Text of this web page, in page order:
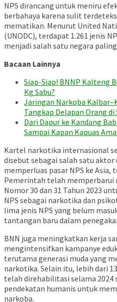
NPS dirancang untuk meniru
berbahaya karena sulit
mematikan. Menurut United
(UNODC), terdapat 1.261 jenis
menjadi salah satu negara
Bacaan Lainnya
Siap-Siap! BNNP Kalteng
Kg Sabu?
Jaringan Narkoba
Tangkap Delapan Orang
Dari Dapur ke Kandang
Sampai Kapan Kapuas
Kartel narkotika internasional
disebut sebagai salah satu aktor
memperluas pasar NPS ke Asia,
Pemerintah telah memperbarui
Nomor 30 dan 31 Tahun 2023
NPS sebagai narkotika dan
lima jenis NPS yang belum
tantangan baru dalam
BNN juga meningkatkan kerja
mengintensifkan kampanye
terutama generasi muda yang
narkotika. Selain itu, lebih dari
telah direhabilitasi selama 2024
pendekatan humanis untuk
narkoba.